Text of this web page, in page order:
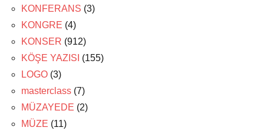
KONFERANS (3)
KONGRE (4)
KONSER (912)
KÖŞE YAZISI (155)
LOGO (3)
masterclass (7)
MÜZAYEDE (2)
MÜZE (11)